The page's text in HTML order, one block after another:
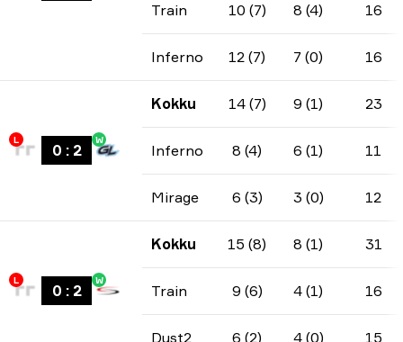
Train 10 (7) 8 (4) 16
Inferno 12 (7) 7 (0) 16
L
0 : 2
W
Kokku 14 (7) 9 (1) 23
Inferno 8 (4) 6 (1) 11
Mirage 6 (3) 3 (0) 12
L
0 : 2
W
Kokku 15 (8) 8 (1) 31
Train 9 (6) 4 (1) 16
Dust2 6 (2) 4 (0) 15